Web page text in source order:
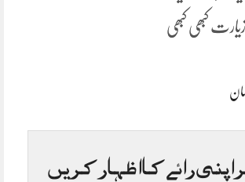
کبھی کبھی
رائے کا اظہار کریں